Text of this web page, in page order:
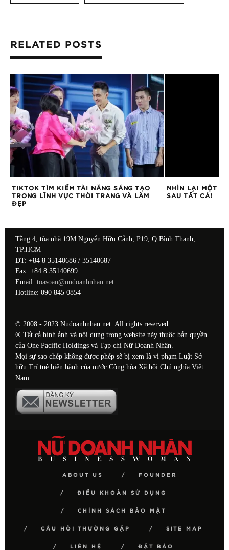
RELATED POSTS
TIKTOK TÌM KIẾM TÀI NĂNG SÁNG TẠO
TRONG LĨNH VỰC THỜI TRANG VÀ LÀM
ĐẸP
NHÌN LẠI MỘT
SAU TẤT CẢ!
Tầng 4, tòa nhà 19M Nguyễn Hữu Cảnh, P19, Q.Bình Thạnh,
TP.HCM
ĐT: +84 8 35140686 / 35140687
Fax: +84 8 35140699
Email: toasoan@nudoanhnhan.net
Hotline: 090 845 0854
© 2008 - 2023 Nudoanhnhan.net. All rights reserved
® Tất cả hình ảnh và nội dung trong website này thuộc bản quyền
của One Pacific Holdings và Tạp chí Nữ Doanh Nhân.
Mọi sự sao chép không được phép sẽ bị xem là vi phạm Luật Sở
hữu Trí tuệ hiện hành của nước Cộng hòa Xã hội Chủ nghĩa Việt
Nam.
ABOUT US FOUNDER
ĐIỀU KHOẢN SỬ DỤNG
CHÍNH SÁCH BẢO MẬT
CÂU HỎI THƯỜNG GẶP SITE MAP
LIÊN HỆ ĐẶT BÁO